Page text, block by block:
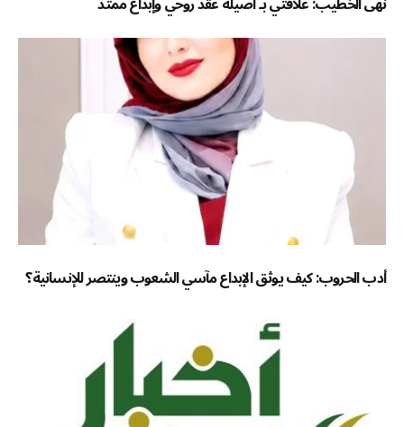
أدب الحروب: كيف يوثق الإبداع مآسي الشعوب وينتصر للإنسانية؟